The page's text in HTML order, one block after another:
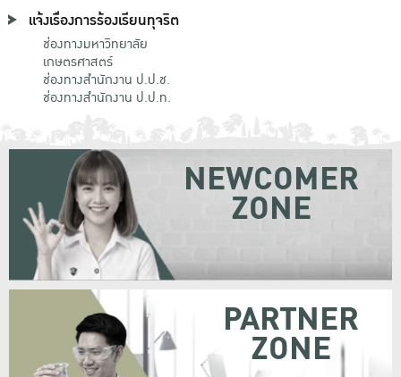
แจ้งเรื่องการร้องเรียนทุจริต
ช่องทางมหาวิทยาลัย
เกษตรศาสตร์
ช่องทางสำนักงาน ป.ป.ช.
ช่องทางสำนักงาน ป.ป.ท.
NEWCOMER
ZONE
PARTNER
ZONE